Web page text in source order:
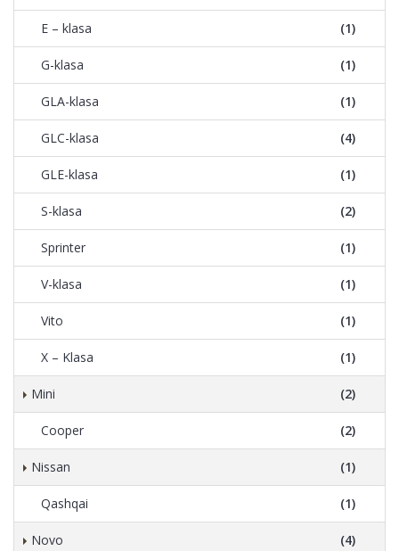
E – klasa (1)
G-klasa (1)
GLA-klasa (1)
GLC-klasa (4)
GLE-klasa (1)
S-klasa (2)
Sprinter (1)
V-klasa (1)
Vito (1)
X – Klasa (1)
Mini (2)
Cooper (2)
Nissan (1)
Qashqai (1)
Novo (4)